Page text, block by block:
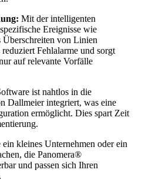
Mit der intelligenten
Ereignisse wie
von Linien
Fehlalarme und sorgt
auf relevante Vorfälle
ist nahtlos in die
Dallmeier integriert, was eine
ermöglicht. Dies spart Zeit
kleines Unternehmen oder ein
die Panomera®
und passen sich Ihren